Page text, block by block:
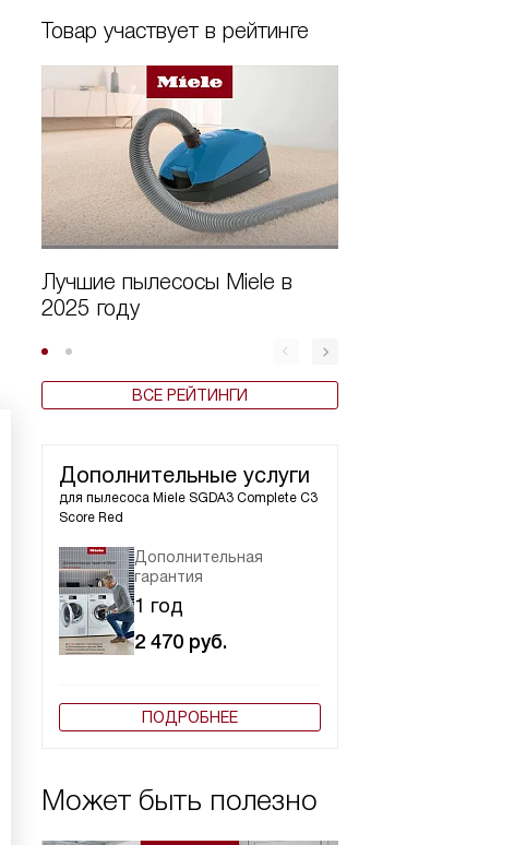
Товар участвует в рейтинге
Лучшие пылесосы Miele в
2025 году
ВСЕ РЕЙТИНГИ
Дополнительные услуги
для пылесоса Miele SGDA3 Complete C3
Score Red
Дополнительная
гарантия
1 год
2 470 руб.
ПОДРОБНЕЕ
Может быть полезно